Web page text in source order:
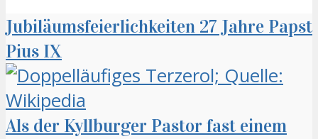
Jubiläumsfeierlichkeiten 27 Jahre Papst
Pius IX
Als der Kyllburger Pastor fast einem